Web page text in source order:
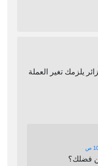
يلزمك تغير العملة
فضلك؟